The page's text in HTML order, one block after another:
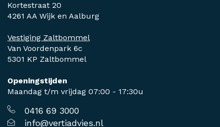
Kortestraat 20
4261 AA Wijk en Aalburg
Vestiging Zaltbommel
Van Voordenpark 6c
5301 KP Zaltbommel
Openingstijden
Maandag t/m vrijdag 07:00 - 17:30u
0416 69 3000
info@vertiadvies.nl